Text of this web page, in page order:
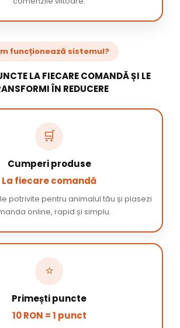
funcționează sistemul?
LA FIECARE COMANDĂ ȘI LE
ÎN REDUCERE
🛒
Cumperi produse
La fiecare comandă
potrivite pentru animalul tău și plasezi
online, rapid și simplu.
⭐
Primești puncte
10 RON = 1 punct